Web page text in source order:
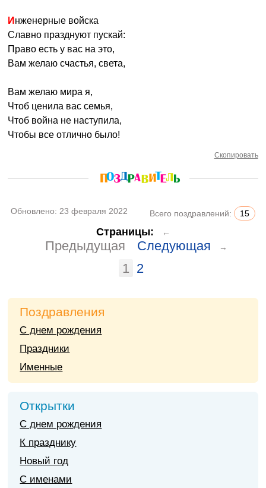
Инженерные войска
Славно празднуют пускай:
Право есть у вас на это,
Вам желаю счастья, света,
Вам желаю мира я,
Чтоб ценила вас семья,
Чтоб война не наступила,
Чтобы все отлично было!
Скопировать
Обновлено: 23 февраля 2022 Всего поздравлений: 15
Страницы: ←
Предыдущая Следующая →
1 2
Поздравления
С днем рождения
Праздники
Именные
Открытки
С днем рождения
К празднику
Новый год
С именами